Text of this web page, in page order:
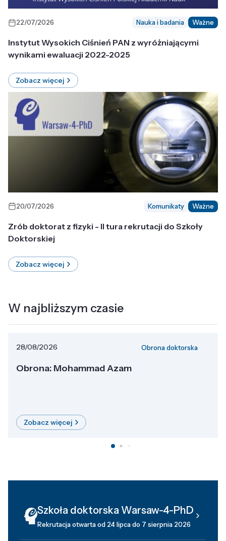
22/07/2026 Nauka i badania Ważne
Instytut Wysokich Ciśnień PAN z wyróżniającymi
wynikami ewaluacji 2022-2025
Zobacz więcej
20/07/2026 Komunikaty Ważne
Zrób doktorat z fizyki - II tura rekrutacji do Szkoły
Doktorskiej
Zobacz więcej
W najbliższym czasie
28/08/2026 Obrona doktorska
Obrona: Mohammad Azam
Zobacz więcej
Szkoła doktorska Warsaw-4-PhD
Rekrutacja otwarta od 24 lipca do 7 sierpnia 2026